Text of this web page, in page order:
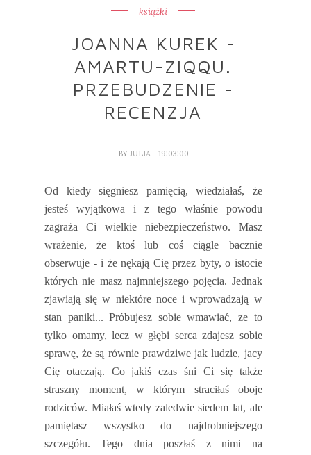
książki
JOANNA KUREK -
AMARTU-ZIQQU.
PRZEBUDZENIE -
RECENZJA
BY JULIA - 19:03:00
Od kiedy sięgniesz pamięcią, wiedziałaś, że
jesteś wyjątkowa i z tego właśnie powodu
zagraża Ci wielkie niebezpieczeństwo. Masz
wrażenie, że ktoś lub coś ciągle bacznie
obserwuje - i że nękają Cię przez byty, o istocie
których nie masz najmniejszego pojęcia. Jednak
zjawiają się w niektóre noce i wprowadzają w
stan paniki... Próbujesz sobie wmawiać, ze to
tylko omamy, lecz w głębi serca zdajesz sobie
sprawę, że są równie prawdziwe jak ludzie, jacy
Cię otaczają. Co jakiś czas śni Ci się także
straszny moment, w którym straciłaś oboje
rodziców. Miałaś wtedy zaledwie siedem lat, ale
pamiętasz wszystko do najdrobniejszego
szczegółu. Tego dnia poszłaś z nimi na